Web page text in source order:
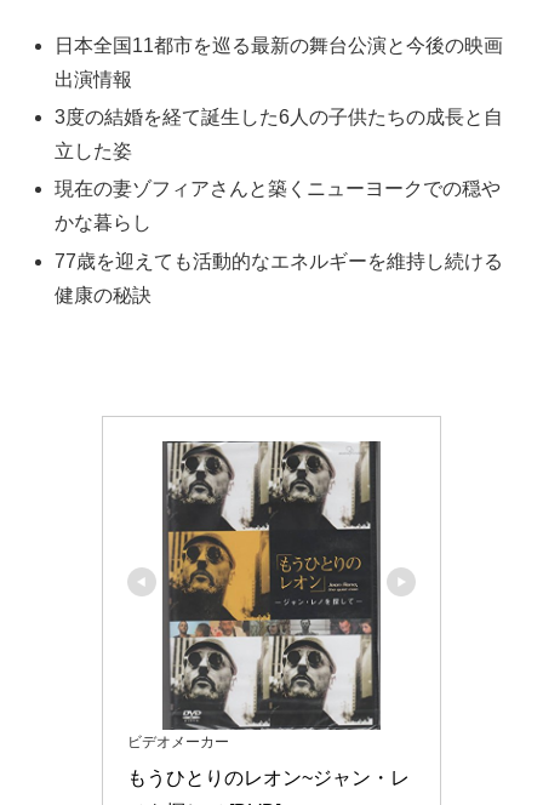
日本全国11都市を巡る最新の舞台公演と今後の映画
出演情報
3度の結婚を経て誕生した6人の子供たちの成長と自
立した姿
現在の妻ゾフィアさんと築くニューヨークでの穏や
かな暮らし
77歳を迎えても活動的なエネルギーを維持し続ける
健康の秘訣
ビデオメーカー
もうひとりのレオン~ジャン・レ